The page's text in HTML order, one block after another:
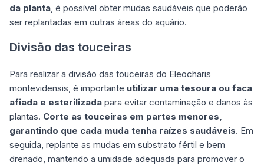
da planta , é possível obter mudas saudáveis que poderão
ser replantadas em outras áreas do aquário.
Divisão das touceiras
Para realizar a divisão das touceiras do Eleocharis
montevidensis, é importante utilizar uma tesoura ou faca
afiada e esterilizada para evitar contaminação e danos às
plantas. Corte as touceiras em partes menores,
garantindo que cada muda tenha raízes saudáveis. Em
seguida, replante as mudas em substrato fértil e bem
drenado, mantendo a umidade adequada para promover o